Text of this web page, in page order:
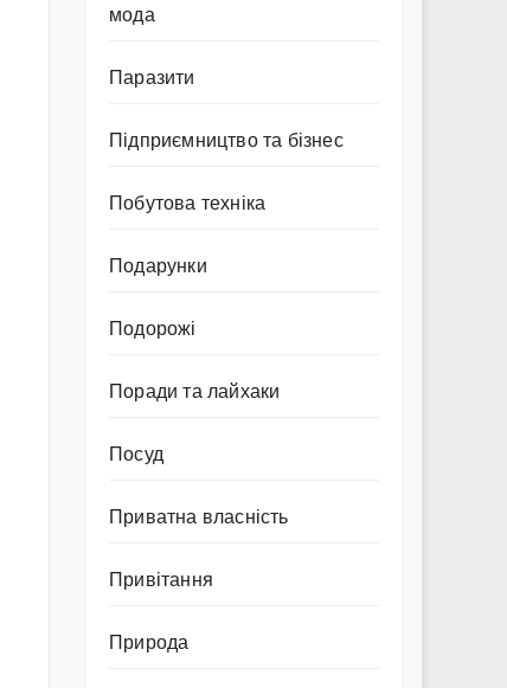
мода
Паразити
Підприємництво та бізнес
Побутова техніка
Подарунки
Подорожі
Поради та лайхаки
Посуд
Приватна власність
Привітання
Природа